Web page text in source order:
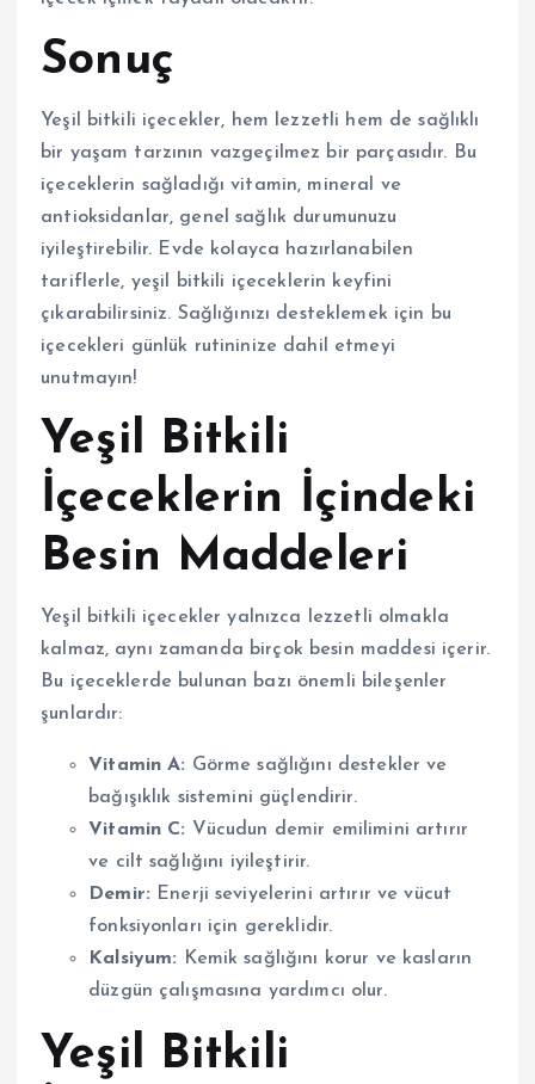
Sonuç
Yeşil bitkili içecekler, hem lezzetli hem de sağlıklı
bir yaşam tarzının vazgeçilmez bir parçasıdır. Bu
içeceklerin sağladığı vitamin, mineral ve
antioksidanlar, genel sağlık durumunuzu
iyileştirebilir. Evde kolayca hazırlanabilen
tariflerle, yeşil bitkili içeceklerin keyfini
çıkarabilirsiniz. Sağlığınızı desteklemek için bu
içecekleri günlük rutininize dahil etmeyi
unutmayın!
Yeşil Bitkili
İçeceklerin İçindeki
Besin Maddeleri
Yeşil bitkili içecekler yalnızca lezzetli olmakla
kalmaz, aynı zamanda birçok besin maddesi içerir.
Bu içeceklerde bulunan bazı önemli bileşenler
şunlardır:
Vitamin A: Görme sağlığını destekler ve
bağışıklık sistemini güçlendirir.
Vitamin C: Vücudun demir emilimini artırır
ve cilt sağlığını iyileştirir.
Demir: Enerji seviyelerini artırır ve vücut
fonksiyonları için gereklidir.
Kalsiyum: Kemik sağlığını korur ve kasların
düzgün çalışmasına yardımcı olur.
Yeşil Bitkili